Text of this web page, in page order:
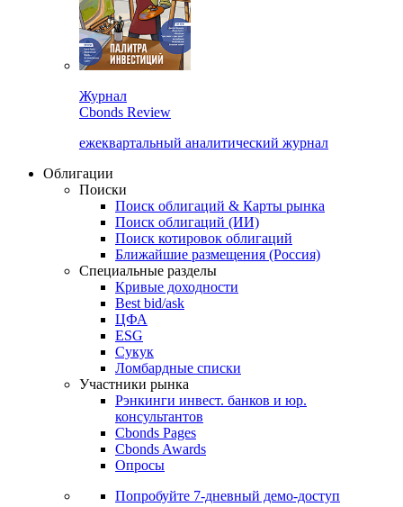
Журнал
Cbonds Review
ежеквартальный аналитический журнал
Облигации
Поиски
Поиск облигаций & Карты рынка
Поиск облигаций (ИИ)
Поиск котировок облигаций
Ближайшие размещения (Россия)
Специальные разделы
Кривые доходности
Best bid/ask
ЦФА
ESG
Сукук
Ломбардные списки
Участники рынка
Рэнкинги инвест. банков и юр.
консультантов
Cbonds Pages
Cbonds Awards
Опросы
Попробуйте 7-дневный демо-доступ